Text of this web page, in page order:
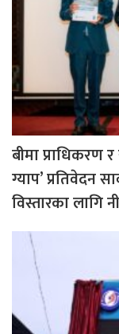
बीमा प्राधिकरण र
ग्याप’ प्रतिवेदन
विस्तारका